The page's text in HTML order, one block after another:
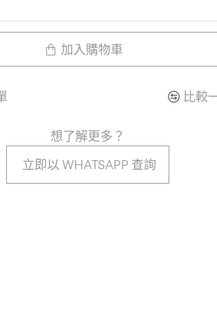
加入購物車
比較
想了解更多？
立即以 WHATSAPP 查詢